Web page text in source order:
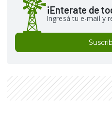
¡Enterate de
Ingresá tu e-mail y